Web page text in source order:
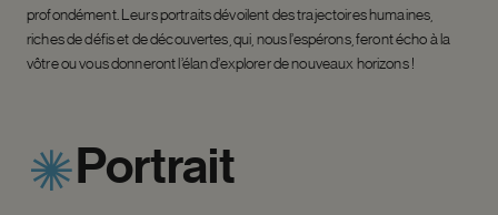
profondément. Leurs portraits dévoilent des trajectoires humaines,
riches de défis et de découvertes, qui, nous l’espérons, feront écho à la
vôtre ou vous donneront l’élan d’explorer de nouveaux horizons !
Portrait